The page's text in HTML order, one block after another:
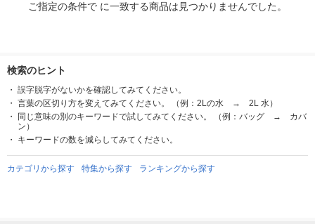
ご指定の条件で に一致する商品は見つかりませんでした。
検索のヒント
誤字脱字がないかを確認してみてください。
言葉の区切り方を変えてみてください。 （例：2Lの水 → 2L 水）
同じ意味の別のキーワードで試してみてください。 （例：バッグ → カバ
ン）
キーワードの数を減らしてみてください。
カテゴリから探す 特集から探す ランキングから探す